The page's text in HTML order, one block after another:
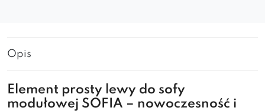
Opis
Element prosty lewy do sofy
modułowej SOFIA – nowoczesność i